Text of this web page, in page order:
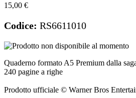
15,00 €
Codice: RS6611010
Quaderno formato A5 Premium dalla
240 pagine a righe
Prodotto ufficiale © Warner Bros